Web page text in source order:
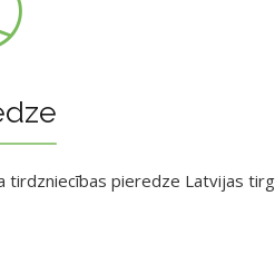
tirdzniecības pieredze Latvijas